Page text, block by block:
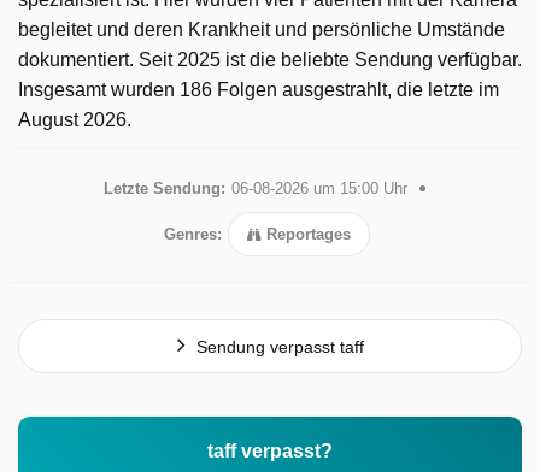
begleitet und deren Krankheit und persönliche Umstände
dokumentiert. Seit 2025 ist die beliebte Sendung verfügbar.
Insgesamt wurden 186 Folgen ausgestrahlt, die letzte im
August 2026.
Letzte Sendung: 06-08-2026 um 15:00 Uhr
Genres: Reportages
Sendung verpasst taff
taff verpasst?